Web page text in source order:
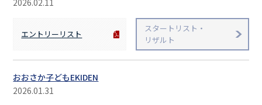
2026.02.11
エントリーリスト
スタートリスト・
リザルト
おおさか子どもEKIDEN
2026.01.31